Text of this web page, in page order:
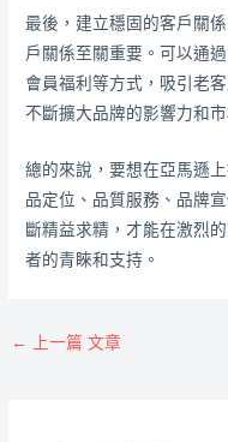
最後，建立穩固的客戶關
戶關係至關重要。可以通
會員福利等方式，吸引老
不斷擴大品牌的影響力和市
總的來說，要想在亞馬遜
品定位、品質服務、品牌
斷精益求精，才能在激烈
者的青睞和支持。
← 上一篇 文章